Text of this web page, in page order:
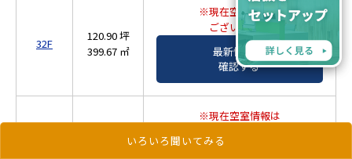
いろいろ聞いてみる
32F
120.90 坪
399.67 ㎡
※現在空室情報は
ございません
最新情報を
確認する
(2区画)
399.67 ㎡
※現在空室情報は
最新情報を